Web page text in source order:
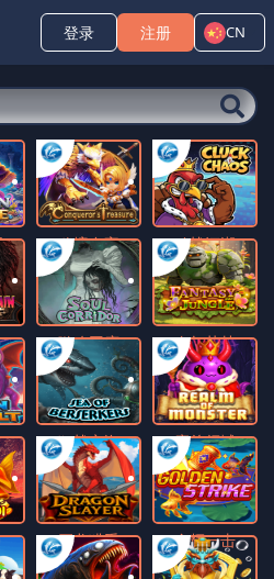
登录 注册 CN
秘境夺宝 鸡战江湖
噬魂回廊 奇幻丛林
狂战之海 魔兽领域
巨龙猎手 金辉一击